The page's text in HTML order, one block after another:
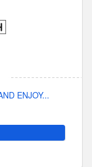
ENJOY...